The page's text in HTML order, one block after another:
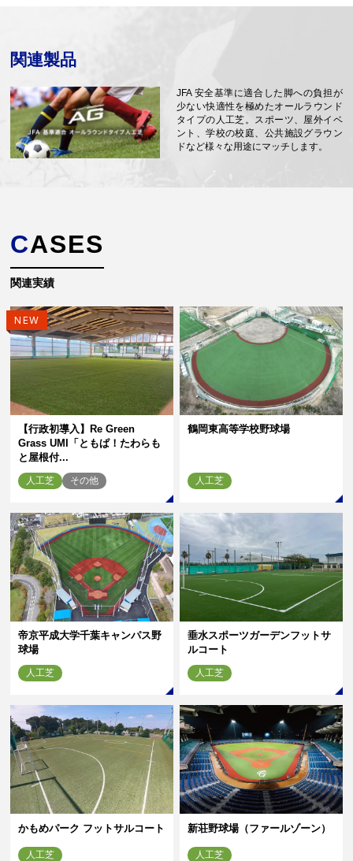
関連製品
JFA 安全基準に適合した脚への負担が
少ない快適性を極めたオールラウンド
タイプの人工芝。スポーツ、屋外イベ
ント、学校の校庭、公共施設グラウン
ドなど様々な用途にマッチします。
CASES
関連実績
NEW
【行政初導入】Re Green
Grass UMI「ともぱ！たわらも
と屋根付...
人工芝 その他
鶴岡東高等学校野球場
人工芝
帝京平成大学千葉キャンパス野
球場
人工芝
垂水スポーツガーデンフットサ
ルコート
人工芝
かもめパーク フットサルコート
人工芝
新荘野球場（ファールゾーン）
人工芝